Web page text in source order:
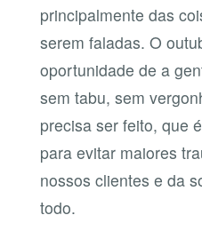
principalmente das
serem faladas. O
oportunidade de a
sem tabu, sem
precisa ser feito, que
para evitar maiores
nossos clientes e da
todo.